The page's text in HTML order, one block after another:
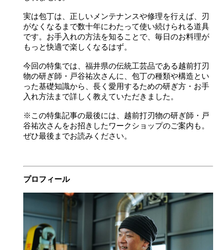
実は包丁は、正しいメンテナンスや修理を行えば、刃
がなくなるまで数十年にわたって使い続けられる道具
です。お手入れの方法を知ることで、毎日のお料理が
もっと快適で楽しくなるはず。
今回の特集では、福井県の伝統工芸品である越前打刃
物の研ぎ師・戸谷祐次さんに、包丁の種類や構造とい
った基礎知識から、長く愛用するための研ぎ方・お手
入れ方法まで詳しく教えていただきました。
※この特集記事の最後には、越前打刃物の研ぎ師・戸
谷祐次さんをお招きしたワークショップのご案内も。
ぜひ最後までお読みください。
プロフィール